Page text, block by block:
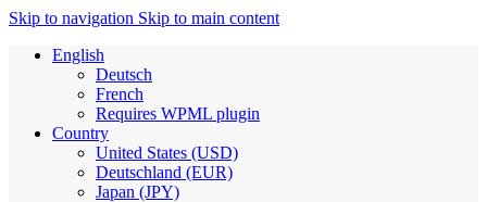
Skip to navigation Skip to main content
English
Deutsch
French
Requires WPML plugin
Country
United States (USD)
Deutschland (EUR)
Japan (JPY)